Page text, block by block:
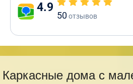
4.9
50отзывов
Каркасные дома с